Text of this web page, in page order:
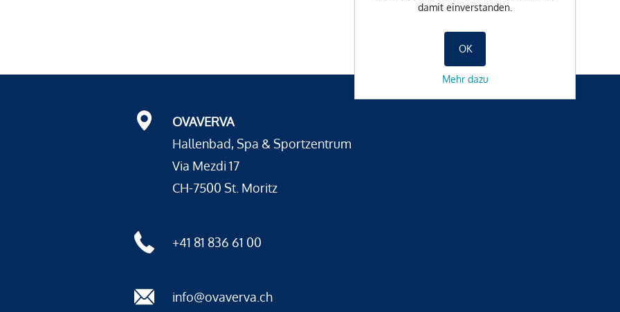
OVAVERVA
Hallenbad, Spa & Sportzentrum
Via Mezdi 17
CH-7500 St. Moritz
+41 81 836 61 00
info@ovaverva.ch
damit einverstanden.
OK
Mehr dazu